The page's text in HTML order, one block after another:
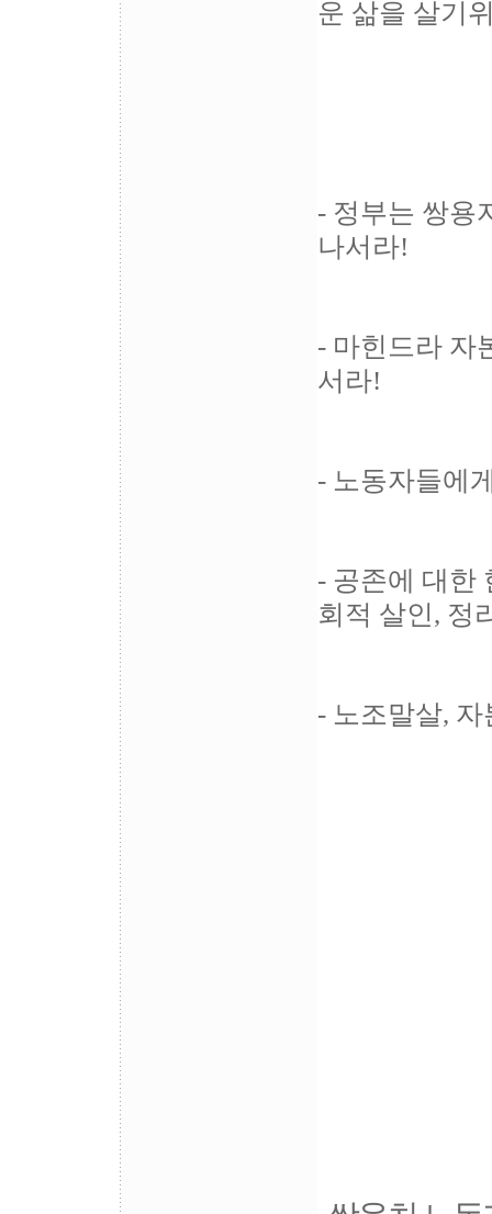
운 삶을 살기
- 정부는 쌍용
나서라!
- 마힌드라 자
서라!
- 노동자들에
- 공존에 대한
회적 살인, 정
- 노조말살,